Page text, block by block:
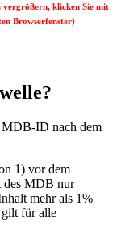
vergrößern, klicken Sie mit
Browserfenster)
MDB-ID nach dem
1) vor dem
des MDB nur
mehr als 1%
gilt für alle